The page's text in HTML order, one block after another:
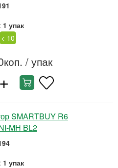
1 упак
< 10
/ упак
+
SMARTBUY R6
MH BL2
1 упак